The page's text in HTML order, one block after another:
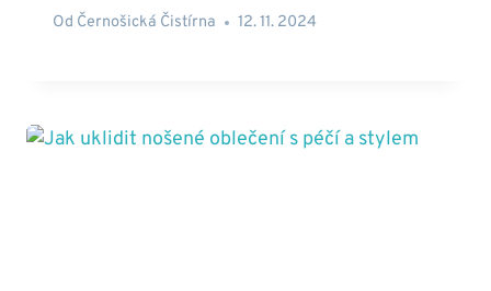
Od Černošická Čistírna 12. 11. 2024